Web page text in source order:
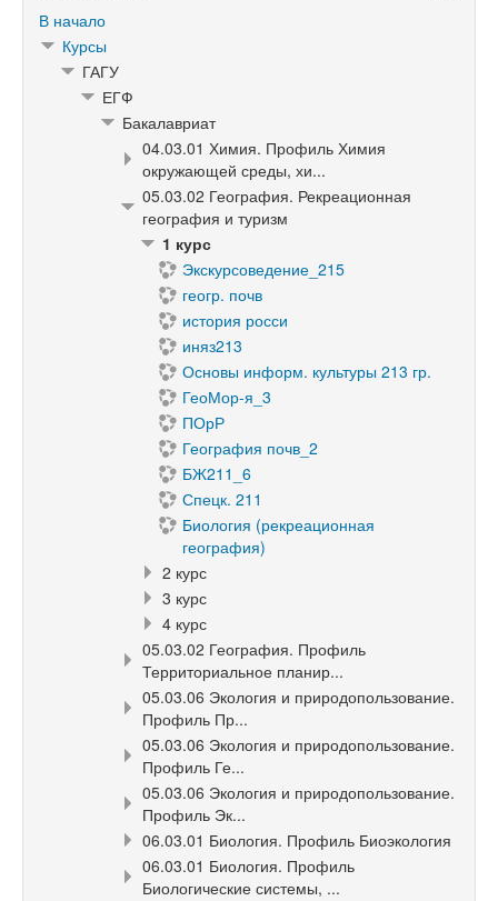
В начало
Курсы
ГАГУ
ЕГФ
Бакалавриат
04.03.01 Химия. Профиль Химия
окружающей среды, хи...
05.03.02 География. Рекреационная
география и туризм
1 курс
Экскурсоведение_215
геогр. почв
история росси
иняз213
Основы информ. культуры 213 гр.
ГеоМор-я_3
ПОрР
География почв_2
БЖ211_6
Спецк. 211
Биология (рекреационная
география)
2 курс
3 курс
4 курс
05.03.02 География. Профиль
Территориальное планир...
05.03.06 Экология и природопользование.
Профиль Пр...
05.03.06 Экология и природопользование.
Профиль Ге...
05.03.06 Экология и природопользование.
Профиль Эк...
06.03.01 Биология. Профиль Биоэкология
06.03.01 Биология. Профиль
Биологические системы, ...